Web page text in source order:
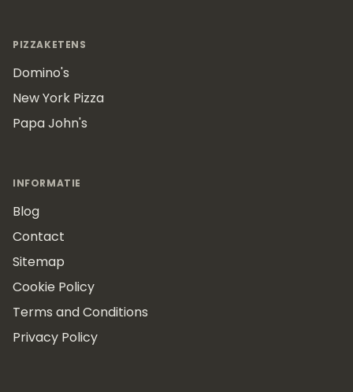
PIZZAKETENS
Domino's
New York Pizza
Papa John's
INFORMATIE
Blog
Contact
Sitemap
Cookie Policy
Terms and Conditions
Privacy Policy